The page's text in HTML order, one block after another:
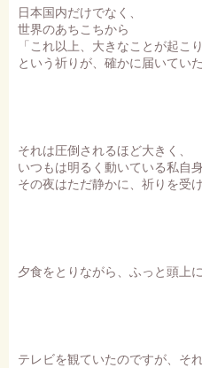
日本国内だけでなく、
世界のあちこちから
「これ以上、大きなことが起こ
という祈りが、確かに届いていた
それは圧倒されるほど大きく、
いつもは明るく動いている私自身
その夜はただ静かに、祈りを受
夕食をとりながら、ふっと頭上
テレビを観ていたのですが、そ